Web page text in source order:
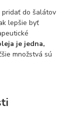
pridať do šalátov
lepšie byť
je jedna,
množstvá sú